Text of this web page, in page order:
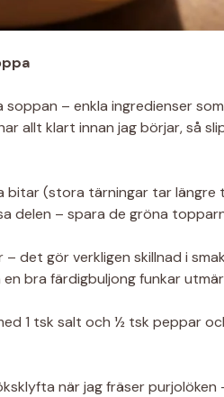
– enkla ingredienser
allt klart innan jag börjar, så
(stora tärningar tar längre
delen – spara de gröna
det gör verkligen skillnad i
en bra färdigbuljong funkar
1 tsk salt och ½ tsk peppar
när jag fräser purjolöken